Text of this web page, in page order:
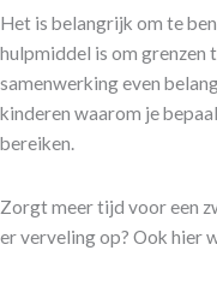
Het is belangrijk om te
hulpmiddel is om grenzen
samenwerking even
kinderen waarom je
bereiken.
Zorgt meer tijd voor een
er verveling op? Ook hier